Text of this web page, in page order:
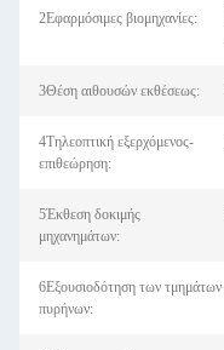
2Εφαρμόσιμες βιομηχανίες:
3Θέση αιθουσών εκθέσεως:
4Τηλεοπτική εξερχόμενος-
επιθεώρηση:
5Έκθεση δοκιμής
μηχανημάτων:
6Εξουσιοδότηση των τμημάτων
πυρήνων: